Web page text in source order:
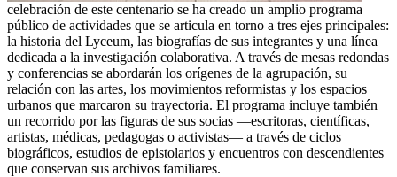
celebración de este centenario se ha creado un amplio programa
público de actividades que se articula en torno a tres ejes principales:
la historia del Lyceum, las biografías de sus integrantes y una línea
dedicada a la investigación colaborativa. A través de mesas redondas
y conferencias se abordarán los orígenes de la agrupación, su
relación con las artes, los movimientos reformistas y los espacios
urbanos que marcaron su trayectoria. El programa incluye también
un recorrido por las figuras de sus socias —escritoras, científicas,
artistas, médicas, pedagogas o activistas— a través de ciclos
biográficos, estudios de epistolarios y encuentros con descendientes
que conservan sus archivos familiares.